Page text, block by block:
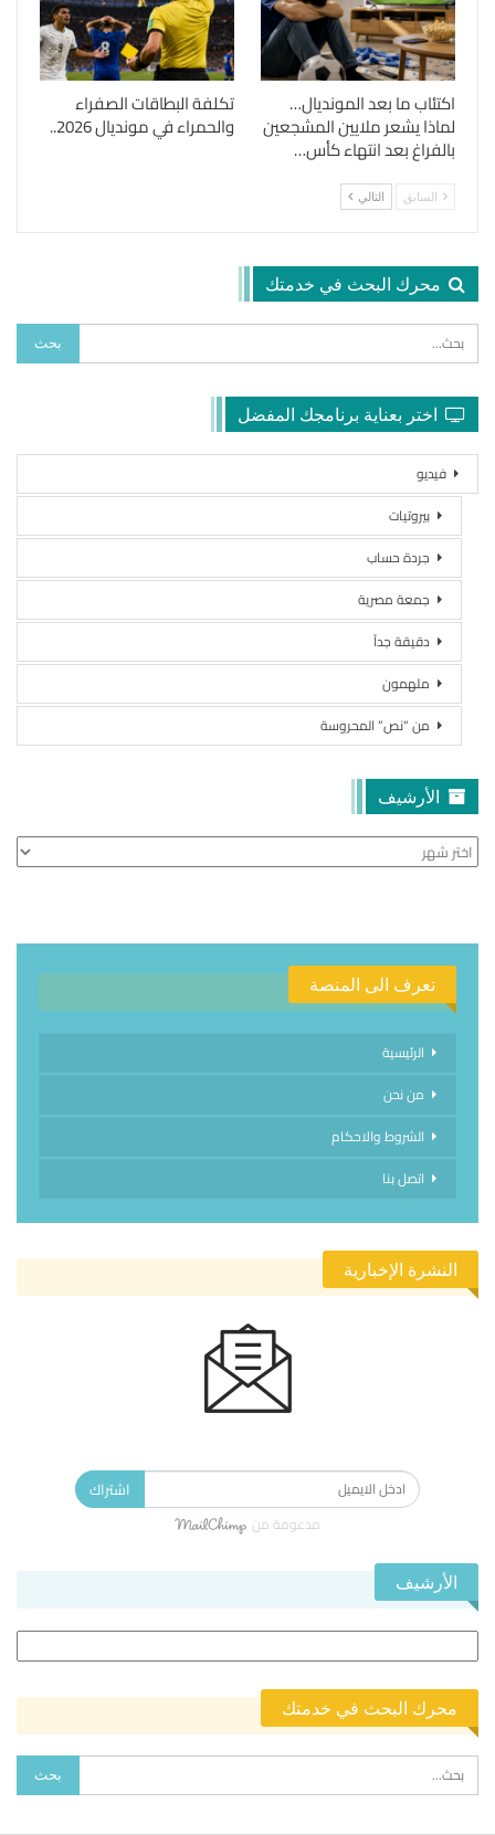
اكتئاب ما بعد المونديال…
لماذا يشعر ملايين المشجعين
بالفراغ بعد انتهاء كأس…
تكلفة البطاقات الصفراء
والحمراء في مونديال 2026..
السابق التالي
محرك البحث في خدمتك
اختر بعناية برنامجك المفضل
فيديو
بيروتيات
جردة حساب
جمعة مصرية
دقيقة جداً
ملهمون
من “نص” المحروسة
الأرشيف
الأرشيف
تعرف الى المنصة
الرئيسية
من نحن
الشروط والاحكام
اتصل بنا
النشرة الإخبارية
اشتراك
مدعومة من
الأرشيف
محرك البحث في خدمتك